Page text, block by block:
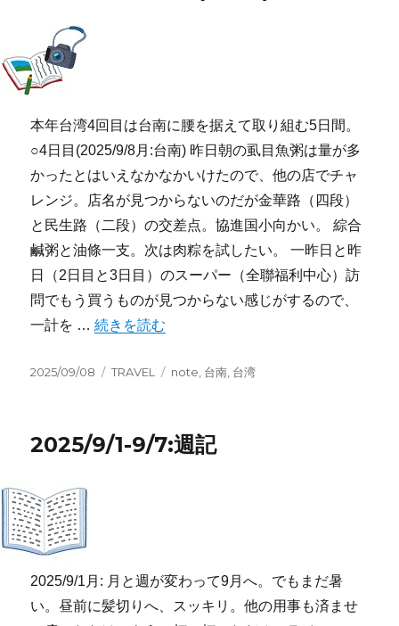
本年台湾4回目は台南に腰を据えて取り組む5日間。
○4日目(2025/9/8月:台南) 昨日朝の虱目魚粥は量が多
かったとはいえなかなかいけたので、他の店でチャ
レンジ。店名が見つからないのだが金華路（四段）
と民生路（二段）の交差点。協進国小向かい。 綜合
鹹粥と油條一支。次は肉粽を試したい。 一昨日と昨
日（2日目と3日目）のスーパー（全聯福利中心）訪
問でもう買うものが見つからない感じがするので、
一計を …“旅行記2025:台南(4日目)” の
続きを読む
投
2025/09/08
カ
ー
TRAVEL
タ
note 台南 台湾
2025/9/1-9/7:週記
2025/9/1月: 月と週が変わって9月へ。でもまだ暑
い。昼前に髪切りへ、スッキリ。他の用事も済ませ